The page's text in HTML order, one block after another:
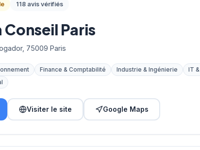
118 avis vérifiés
Paris
75009 Paris
Finance & Comptabilité Industrie & Ingénierie IT
Visiter le site Google Maps